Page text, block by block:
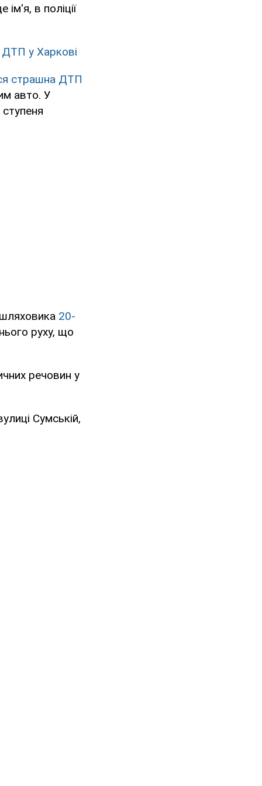
в поліції
у Харкові
страшна ДТП
авто. У
20-
руху, що
речовин у
Сумській,